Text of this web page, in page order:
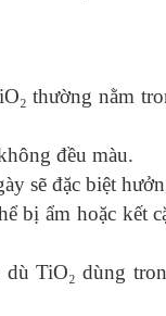
thường nằm
đều màu.
sẽ đặc biệt
bị ẩm hoặc kết
TiO₂ dùng